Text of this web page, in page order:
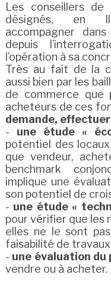
Les conseillers
désignés, en
accompagner
depuis
l’opération à sa
Très au fait de la
aussi bien par les
de commerce que
acheteurs de ces
demande, effectuer
- une étude «
potentiel des
que vendeur,
benchmark
implique une
son potentiel de
- une étude «
pour vérifier que les
elles ne le sont
faisabilité de
- une évaluation du
vendre ou à acheter.